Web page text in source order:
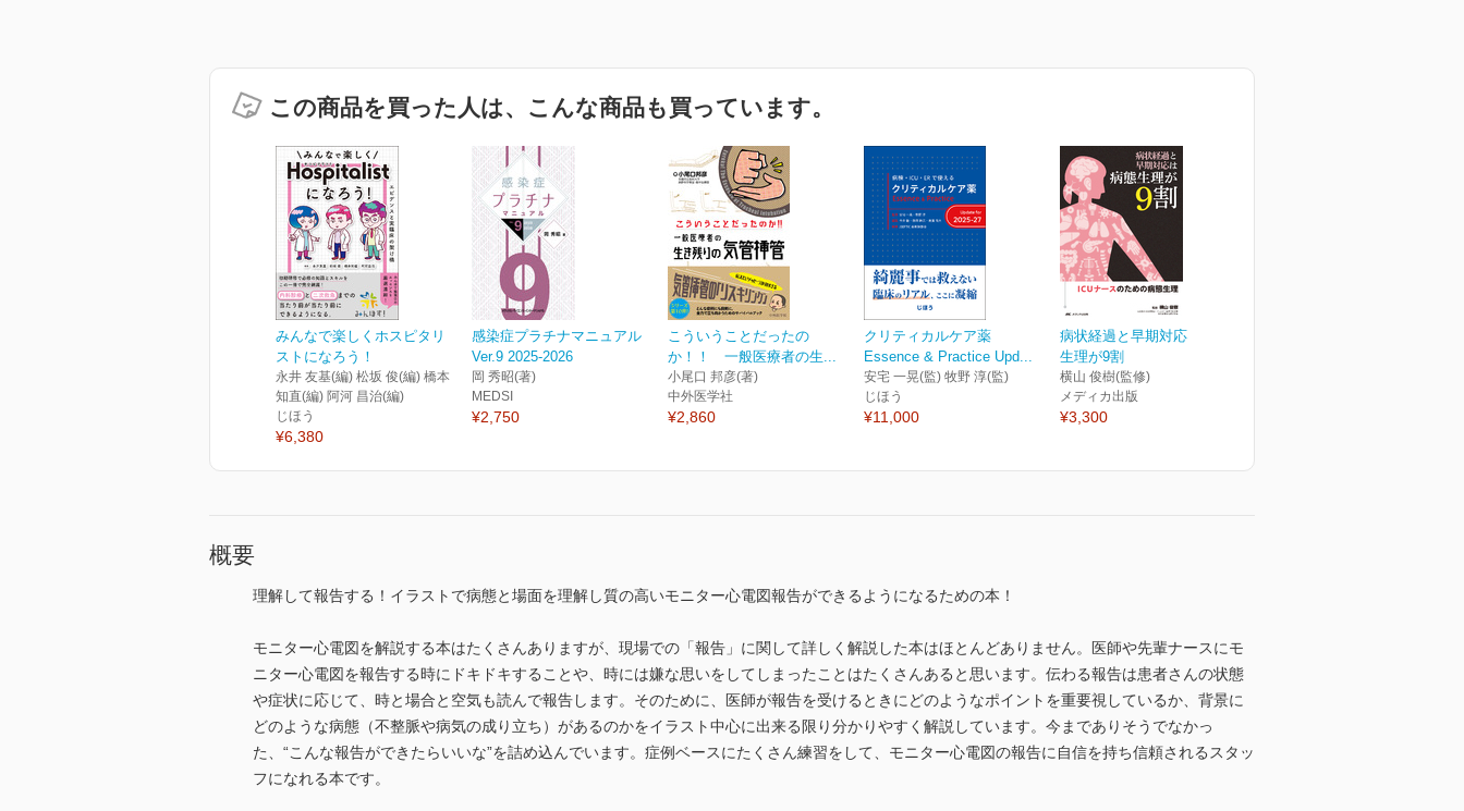
この商品を買った人は、こんな商品も買っています。
みんなで楽しくホスピタリ
ストになろう！
永井 友基(編) 松坂 俊(編) 橋本
知直(編) 阿河 昌治(編)
じほう
¥6,380
感染症プラチナマニュアル
Ver.9 2025-2026
岡 秀昭(著)
MEDSI
¥2,750
こういうことだったの
か！！ 一般医療者の生...
小尾口 邦彦(著)
中外医学社
¥2,860
クリティカルケア薬
Essence & Practice Upd...
安宅 一晃(監) 牧野 淳(監)
じほう
¥11,000
病状経過と早期対応は病態
生理が9割
横山 俊樹(監修)
メディカ出版
¥3,300
概要
理解して報告する！イラストで病態と場面を理解し質の高いモニター心電図報告ができるようになるための本！
モニター心電図を解説する本はたくさんありますが、現場での「報告」に関して詳しく解説した本はほとんどありません。医師や先輩ナースにモ
ニター心電図を報告する時にドキドキすることや、時には嫌な思いをしてしまったことはたくさんあると思います。伝わる報告は患者さんの状態
や症状に応じて、時と場合と空気も読んで報告します。そのために、医師が報告を受けるときにどのようなポイントを重要視しているか、背景に
どのような病態（不整脈や病気の成り立ち）があるのかをイラスト中心に出来る限り分かりやすく解説しています。今までありそうでなかっ
た、“こんな報告ができたらいいな”を詰め込んでいます。症例ベースにたくさん練習をして、モニター心電図の報告に自信を持ち信頼されるスタッ
フになれる本です。